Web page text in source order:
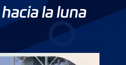
la luna